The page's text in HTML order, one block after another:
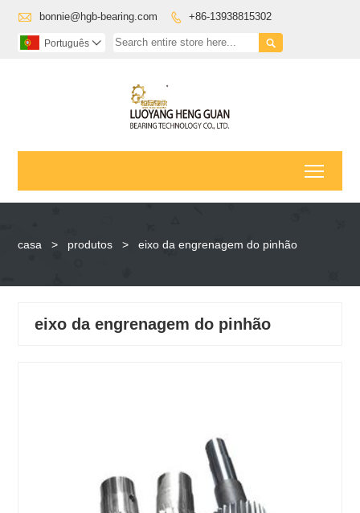
 bonnie@hgb-bearing.com  +86-13938815302

Português 
casa > produtos > eixo da engrenagem do pinhão
eixo da engrenagem do pinhão